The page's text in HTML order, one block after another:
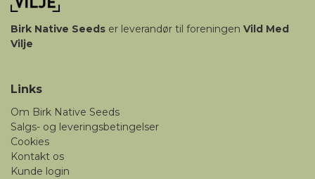
Birk Native Seeds er leverandør til foreningen Vild Med
Vilje
Links
Om Birk Native Seeds
Salgs- og leveringsbetingelser
Cookies
Kontakt os
Kunde login